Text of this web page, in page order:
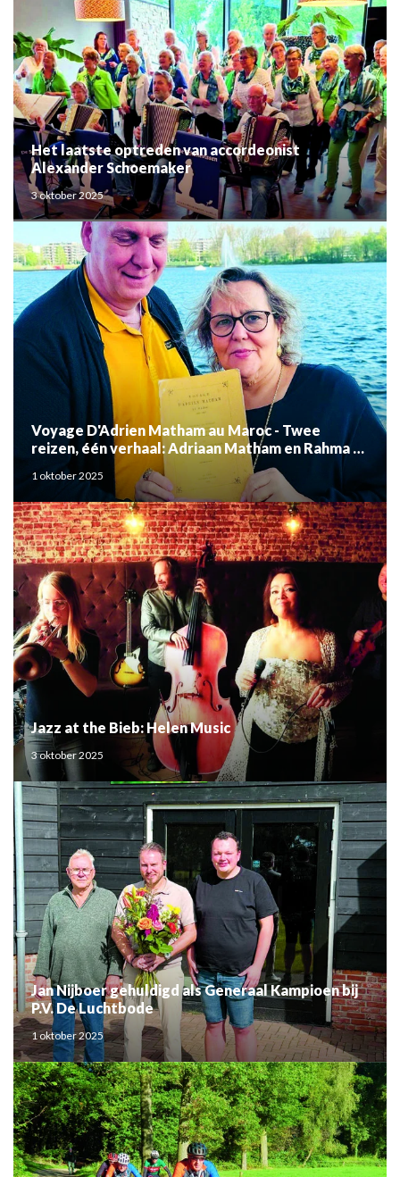
Het laatste optreden van accordeonist
Alexander Schoemaker
3 oktober 2025
Voyage D'Adrien Matham au Maroc - Twee
reizen, één verhaal: Adriaan Matham en Rahma el
Mouden
1 oktober 2025
Jazz at the Bieb: Helen Music
3 oktober 2025
Jan Nijboer gehuldigd als Generaal Kampioen bij
P.V. De Luchtbode
1 oktober 2025